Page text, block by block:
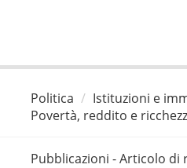
Politica
Istituzioni e
Povertà, reddito e
Pubblicazioni - Articolo di